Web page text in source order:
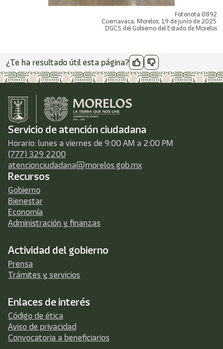
Fotonota 0892
Cuernavaca, Morelos; 19 de junio de 2025
DGCS del Gobierno del Estado de Morelos
¿Te ha resultado útil esta página?
Servicio de atención ciudadana
Horario: lunes a viernes de 9:00 AM a 2:00 PM
(777) 329 2200
atencionciudadana@morelos.gob.mx
Recursos
Gobierno
Bienestar
Economía
Administración y finanzas
Actividad del gobierno
Prensa
Trámites y servicios
Enlaces de interés
Código de ética
Aviso de privacidad
Convocatoria a beneficiarios